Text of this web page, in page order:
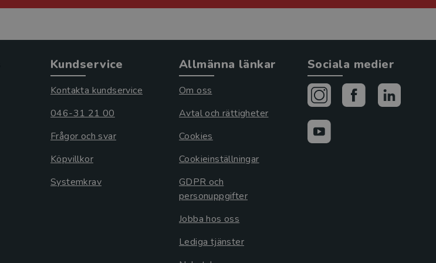
Kundservice
Kontakta kundservice
046-31 21 00
Frågor och svar
Köpvillkor
Systemkrav
Allmänna länkar
Om oss
Avtal och rättigheter
Cookies
Cookieinställningar
GDPR och
personuppgifter
Jobba hos oss
Lediga tjänster
Sociala medier